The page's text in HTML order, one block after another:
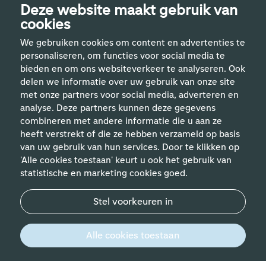
Deze website maakt gebruik van
cookies
We gebruiken cookies om content en advertenties te
personaliseren, om functies voor social media te
bieden en om ons websiteverkeer te analyseren. Ook
delen we informatie over uw gebruik van onze site
met onze partners voor social media, adverteren en
analyse. Deze partners kunnen deze gegevens
combineren met andere informatie die u aan ze
heeft verstrekt of die ze hebben verzameld op basis
van uw gebruik van hun services. Door te klikken op
'Alle cookies toestaan' keurt u ook het gebruik van
statistische en marketing cookies goed.
Stel voorkeuren in
Alle cookies toestaan
Handige links
Vakgebieden
Contact
© 2026 Werken bij SchipholPrivacyverklaring